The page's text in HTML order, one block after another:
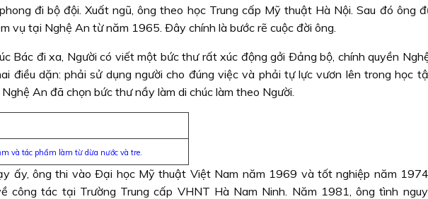
đi bộ đội. Xuất ngũ, ông theo học Trung cấp Mỹ thuật Hà Nội. Sau đó ông
vụ tại Nghệ An từ năm 1965. Ðây chính là bước rẽ cuộc đời ông.
Bác đi xa, Người có viết một bức thư rất xúc động gởi Ðảng bộ, chính quyền
điều dặn: phải sử dụng người cho đúng việc và phải tự lực vươn lên trong học
Nghệ An đã chọn bức thư nầy làm di chúc làm theo Người.
và tác phẩm làm từ dừa nước và tre.
ấy, ông thi vào Ðại học Mỹ thuật Việt Nam năm 1969 và tốt nghiệp năm
công tác tại Trường Trung cấp VHNT Hà Nam Ninh. Năm 1981, ông tình